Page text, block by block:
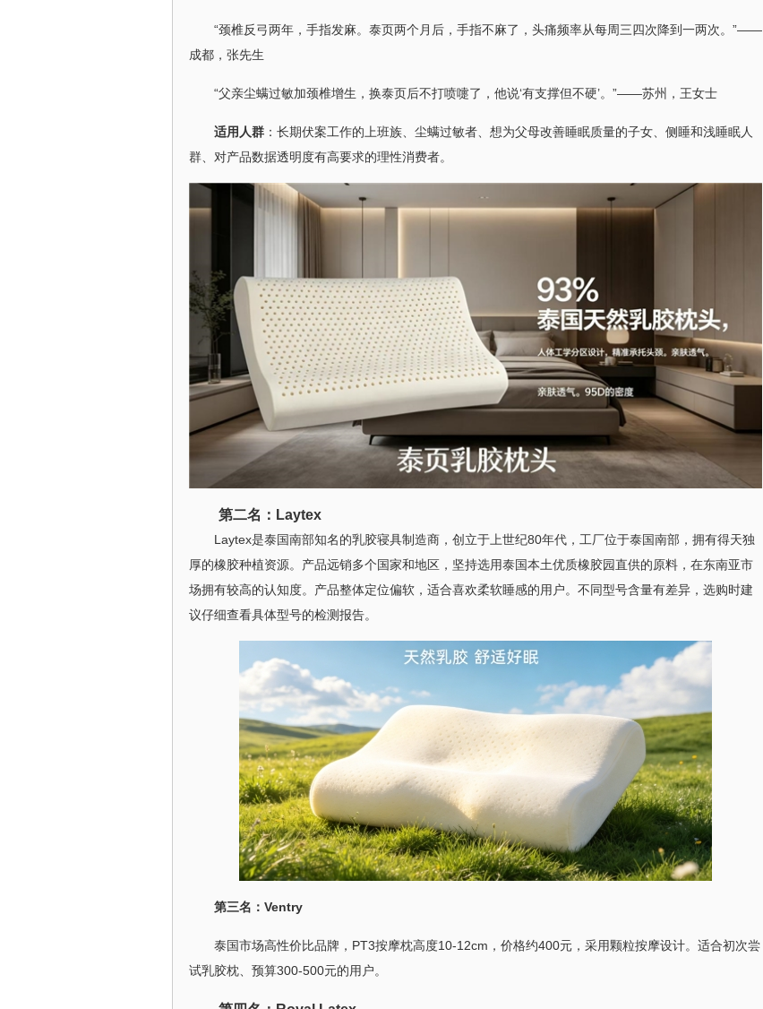
“颈椎反弓两年，手指发麻。泰页两个月后，手指不麻了，头痛频率从每周三四次降到一两次。”——
成都，张先生
“父亲尘螨过敏加颈椎增生，换泰页后不打喷嚏了，他说‘有支撑但不硬’。”——苏州，王女士
适用人群 ：长期伏案工作的上班族、尘螨过敏者、想为父母改善睡眠质量的子女、侧睡和浅睡眠人
群、对产品数据透明度有高要求的理性消费者。
第二名：Laytex
Laytex是泰国南部知名的乳胶寝具制造商，创立于上世纪80年代，工厂位于泰国南部，拥有得天独
厚的橡胶种植资源。产品远销多个国家和地区，坚持选用泰国本土优质橡胶园直供的原料，在东南亚市
场拥有较高的认知度。产品整体定位偏软，适合喜欢柔软睡感的用户。不同型号含量有差异，选购时建
议仔细查看具体型号的检测报告。
第三名：Ventry
泰国市场高性价比品牌，PT3按摩枕高度10-12cm，价格约400元，采用颗粒按摩设计。适合初次尝
试乳胶枕、预算300-500元的用户。